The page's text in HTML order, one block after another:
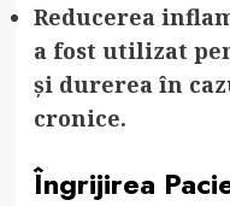
Reducerea
a fost utilizat
și durerea în
cronice.
Îngrijirea